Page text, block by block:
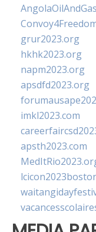
grur2023.org
hkhk2023.org
napm2023.org
apsdfd2023.org
imkl2023.com
apsth2023.com